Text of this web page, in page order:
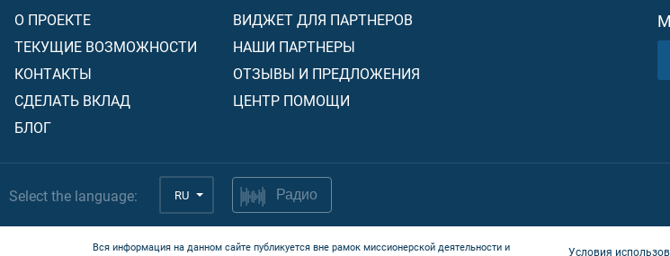
О ПРОЕКТЕ
ТЕКУЩИЕ ВОЗМОЖНОСТИ
КОНТАКТЫ
СДЕЛАТЬ ВКЛАД
БЛОГ
ВИДЖЕТ ДЛЯ ПАРТНЕРОВ
НАШИ ПАРТНЕРЫ
ОТЗЫВЫ И ПРЕДЛОЖЕНИЯ
ЦЕНТР ПОМОЩИ
Select the language: RU Радио
Вся информация на данном сайте публикуется вне рамок миссионерской деятельности и
Условия